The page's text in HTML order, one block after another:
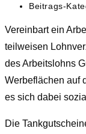
Beitrags-
Vereinbart ein
teilweisen
des Arbeitslohns
Werbeflächen auf
es sich dabei
Die